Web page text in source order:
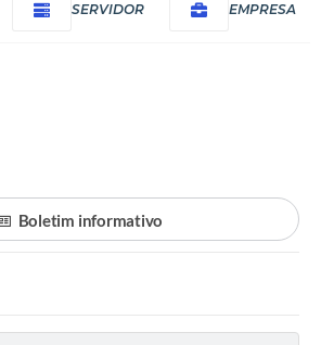
SERVIDOR EMPRESA
Boletim informativo